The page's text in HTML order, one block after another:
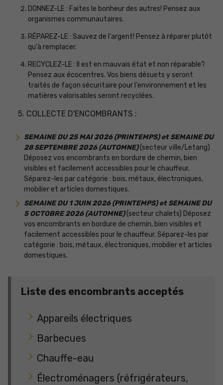
DONNEZ-LE : Faites le bonheur des autres! Pensez aux
organismes communautaires.
RÉPAREZ-LE : Sauvez de l'argent! Pensez à réparer plutôt
qu'à remplacer.
RECYCLEZ-LE : Il est en mauvais état et non réparable?
Pensez aux écocentres. Vos biens désuets y seront
traités de façon sécuritaire pour l'environnement et les
matières valorisables seront recyclées.
5. COLLECTE D'ENCOMBRANTS :
SEMAINE DU 25 MAI 2026 (PRINTEMPS) et SEMAINE DU
28 SEPTEMBRE 2026 (AUTOMNE)(secteur ville/Letang)
Déposez vos encombrants en bordure de chemin, bien
visibles et facilement accessibles pour le chauffeur.
Séparez-les par catégorie : bois, métaux, électroniques,
mobilier et articles domestiques.
SEMAINE DU 1 JUIN 2026 (PRINTEMPS) et SEMAINE DU
5 OCTOBRE 2026 (AUTOMNE)(secteur chalets) Déposez
vos encombrants en bordure de chemin, bien visibles et
facilement accessibles pour le chauffeur. Séparez-les par
catégorie : bois, métaux, électroniques, mobilier et articles
domestiques.
Liste des encombrants acceptés
Appareils électriques
Barbecues
Chauffe-eau
Électroménagers (réfrigérateurs,